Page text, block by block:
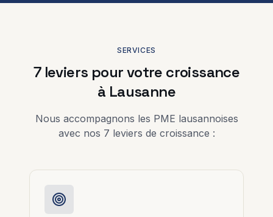
SERVICES
7 leviers pour votre croissance
à Lausanne
Nous accompagnons les PME lausannoises
avec nos 7 leviers de croissance :